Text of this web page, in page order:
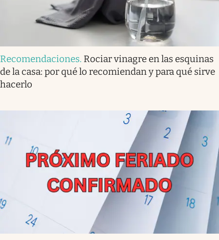
Recomendaciones. Rociar vinagre en las esquinas
de la casa: por qué lo recomiendan y para qué sirve
hacerlo